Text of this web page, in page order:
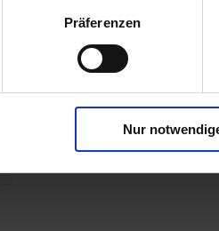
Präferenzen
Nur